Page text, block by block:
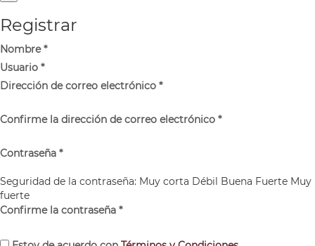
Registrar
Nombre*
Usuario *
Dirección de correo electrónico *
Confirme la dirección de correo electrónico *
Contraseña *
Seguridad de la contraseña: Muy corta Débil Buena Fuerte Muy
fuerte
Confirme la contraseña *